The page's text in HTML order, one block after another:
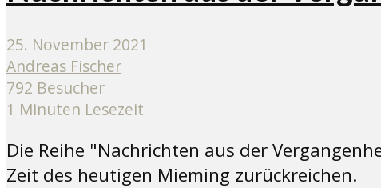
25. November 2021
Andreas Fischer
792 Besucher
1 Minuten Lesezeit
Die Reihe "Nachrichten aus der
Zeit des heutigen Mieming zurückreichen.